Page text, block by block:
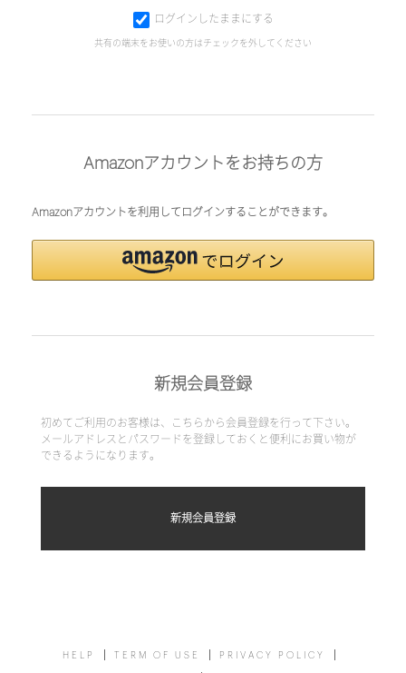
ログインしたままにする
共有の端末をお使いの方はチェックを外してください
Amazonアカウントをお持ちの方
Amazonアカウントを利用してログインすることができます。
新規会員登録
初めてご利用のお客様は、こちらから会員登録を行って下さい。
メールアドレスとパスワードを登録しておくと便利にお買い物が
できるようになります。
HELP TERM OF USE PRIVACY POLICY